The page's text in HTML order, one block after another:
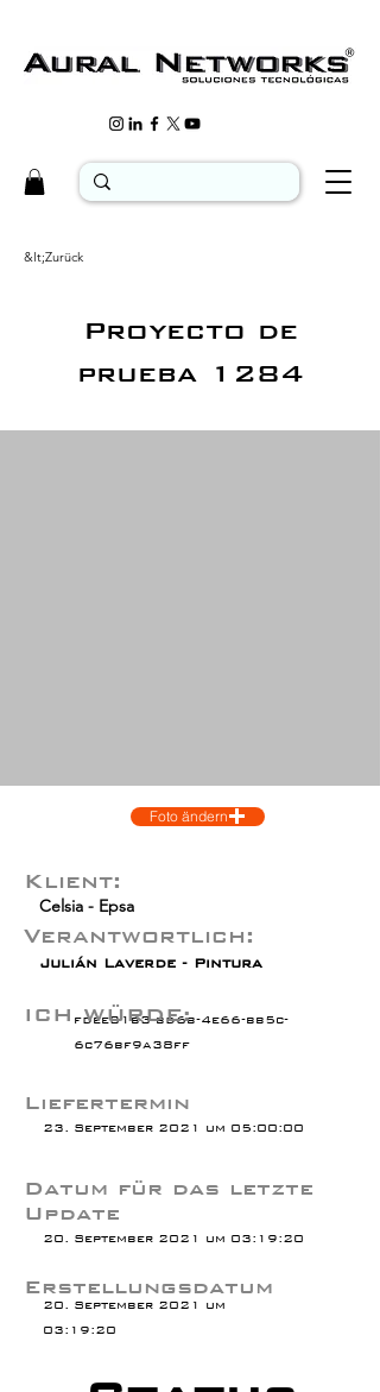
&lt;Zurück
Proyecto de
prueba 1284
Foto ändern
Celsia - Epsa
Klient:
Verantwortlich:
Julián Laverde - Pintura
fdee31b3-bd6b-4e66-bb5c-
6c76bf9a38ff
ICH WÜRDE:
Liefertermin
23. September 2021 um 05:00:00
Datum für das letzte
Update
20. September 2021 um 03:19:20
20. September 2021 um
03:19:20
Erstellungsdatum